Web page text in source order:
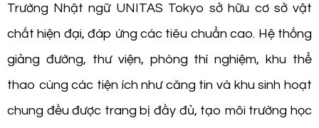
Trường Nhật ngữ UNITAS Tokyo sở hữu cơ sở vật
chất hiện đại, đáp ứng các tiêu chuẩn cao. Hệ thống
giảng đường, thư viện, phòng thí nghiệm, khu thể
thao cùng các tiện ích như căng tin và khu sinh hoạt
chung đều được trang bị đầy đủ, tạo môi trường học